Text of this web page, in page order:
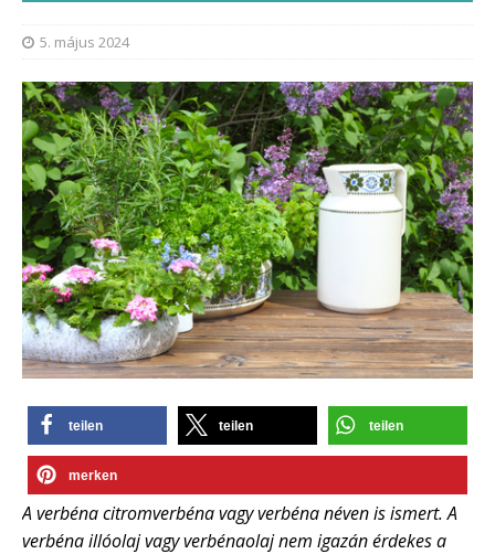
5. május 2024
teilen teilen teilen
merken
A verbéna citromverbéna vagy verbéna néven is ismert. A
verbéna illóolaj vagy verbénaolaj nem igazán érdekes a